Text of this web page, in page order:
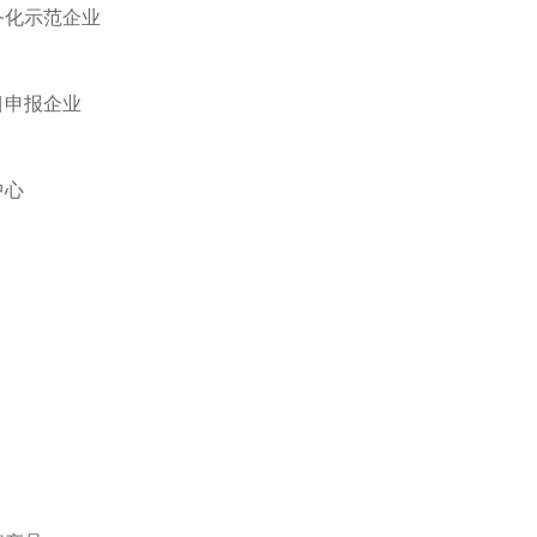
示范企业
报企业
心